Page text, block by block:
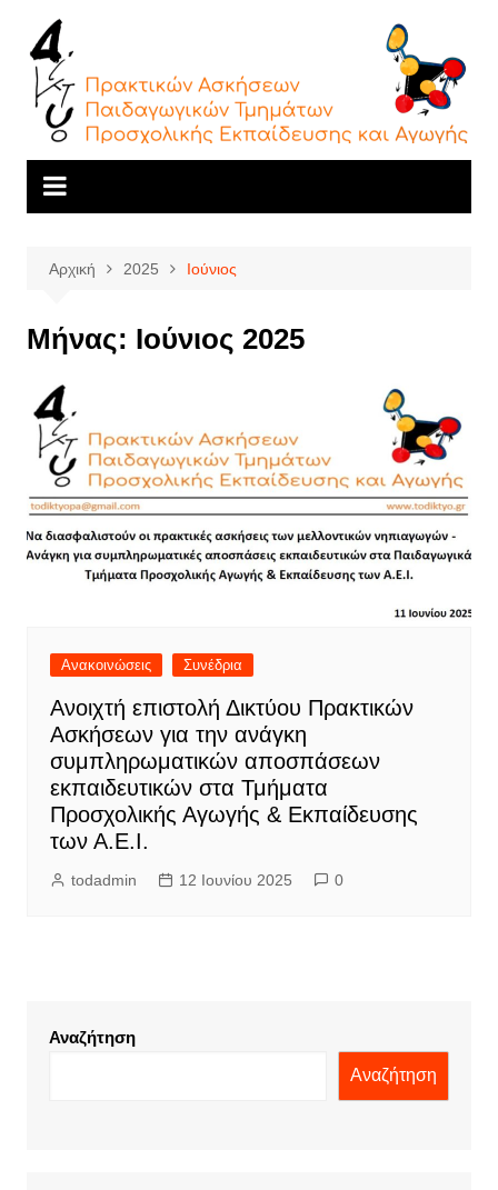
περιεχόμενο
Αρχική 2025 Ιούνιος
Μήνας: Ιούνιος 2025
Ανακοινώσεις Συνέδρια
Ανοιχτή επιστολή Δικτύου Πρακτικών
Ασκήσεων για την ανάγκη
συμπληρωματικών αποσπάσεων
εκπαιδευτικών στα Τμήματα
Προσχολικής Αγωγής & Εκπαίδευσης
των Α.Ε.Ι.
todadmin 12 Ιουνίου 2025 0
Αναζήτηση
Αναζήτηση